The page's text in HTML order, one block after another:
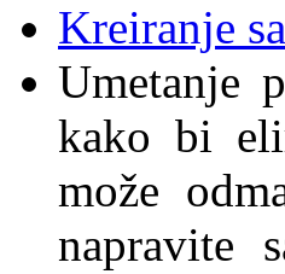
Kreiranje
Umetanje
kako bi
može
napravite